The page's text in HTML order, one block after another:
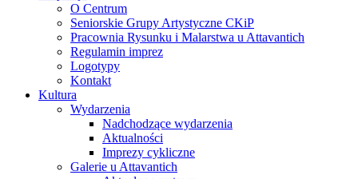
O Centrum
Seniorskie Grupy Artystyczne CKiP
Pracownia Rysunku i Malarstwa u Attavantich
Regulamin imprez
Logotypy
Kontakt
Kultura
Wydarzenia
Nadchodzące wydarzenia
Aktualności
Imprezy cykliczne
Galerie u Attavantich